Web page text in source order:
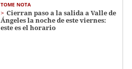
TOME NOTA
Cierran paso a la salida a Valle de
Ángeles la noche de este viernes:
este es el horario